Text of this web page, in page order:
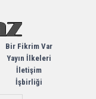
Bir Fikrim Var
Yayın İlkeleri
İletişim
İşbirliği